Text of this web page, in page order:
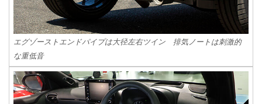
エグゾーストエンドパイプは大径左右ツイン 排気ノートは刺激的
な重低音